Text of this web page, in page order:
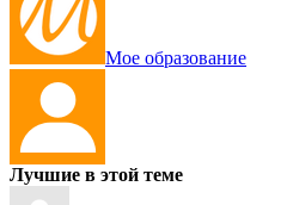
Мое образование
Лучшие в этой теме